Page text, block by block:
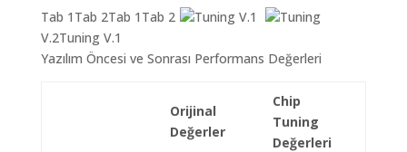
Tab 1Tab 2Tab 1Tab 2 Tuning V.1
Tuning
V.2Tuning V.1
Yazılım Öncesi ve Sonrası Performans Değerleri
Orijinal
Değerler
Chip
Tuning
Değerleri